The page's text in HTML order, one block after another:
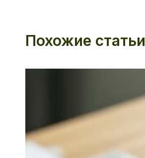
Похожие статьи